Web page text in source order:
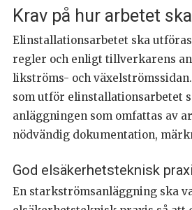
Krav på hur arbetet
Elinstallationsarbetet ska
regler och enligt tillverkarens
likströms- och
som utför elinstallationsarbetet
anläggningen som omfattas av
nödvändig dokumentation,
God elsäkerhetsteknisk
En starkströmsanläggning ska